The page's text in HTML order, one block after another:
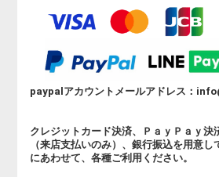
paypalアカウントメールアドレス：
クレジットカード決済、ＰａｙＰａｙ決
（来店支払いのみ）、銀行振込を用意
にあわせて、各種ご利用ください。